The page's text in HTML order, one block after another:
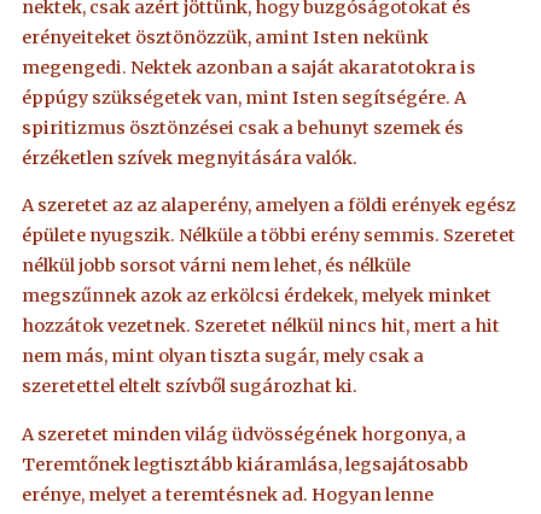
nektek, csak azért jöttünk, hogy buzgóságotokat és
erényeiteket ösztönözzük, amint Isten nekünk
megengedi. Nektek azonban a saját akaratotokra is
éppúgy szükségetek van, mint Isten segítségére. A
spiritizmus ösztönzései csak a behunyt szemek és
érzéketlen szívek megnyitására valók.
A szeretet az az alaperény, amelyen a földi erények egész
épülete nyugszik. Nélküle a többi erény semmis. Szeretet
nélkül jobb sorsot várni nem lehet, és nélküle
megszűnnek azok az erkölcsi érdekek, melyek minket
hozzátok vezetnek. Szeretet nélkül nincs hit, mert a hit
nem más, mint olyan tiszta sugár, mely csak a
szeretettel eltelt szívből sugározhat ki.
A szeretet minden világ üdvösségének horgonya, a
Teremtőnek legtisztább kiáramlása, legsajátosabb
erénye, melyet a teremtésnek ad. Hogyan lenne